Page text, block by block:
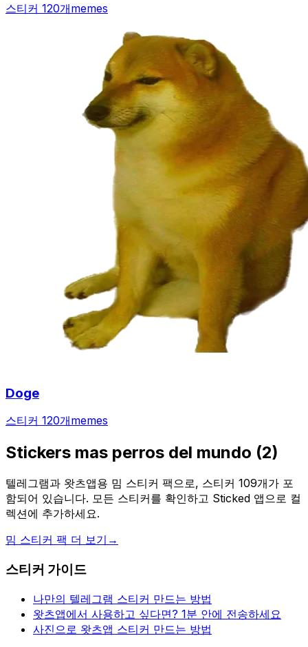
스티커 120개memes
Doge
스티커 120개memes
Stickers mas perros del mundo (2)
텔레그램과 왓츠앱용 밈 스티커 팩으로, 스티커 109개가 포
함되어 있습니다. 모든 스티커를 확인하고 Sticked 앱으로 컬
렉션에 추가하세요.
밈 스티커 팩 더 보기 →
스티커 가이드
나만의 텔레그램 스티커 만드는 방법
왓츠앱에서 사용하고 싶다면? 1분 안에 전송하세요
사진으로 왓츠앱 스티커 만드는 방법